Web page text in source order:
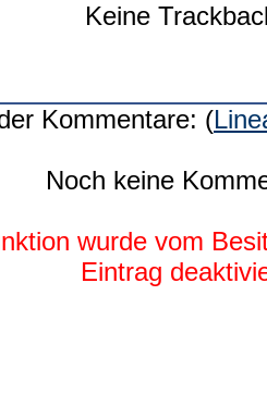
Keine
Kommentare: (
Noch keine
wurde vom
Eintrag